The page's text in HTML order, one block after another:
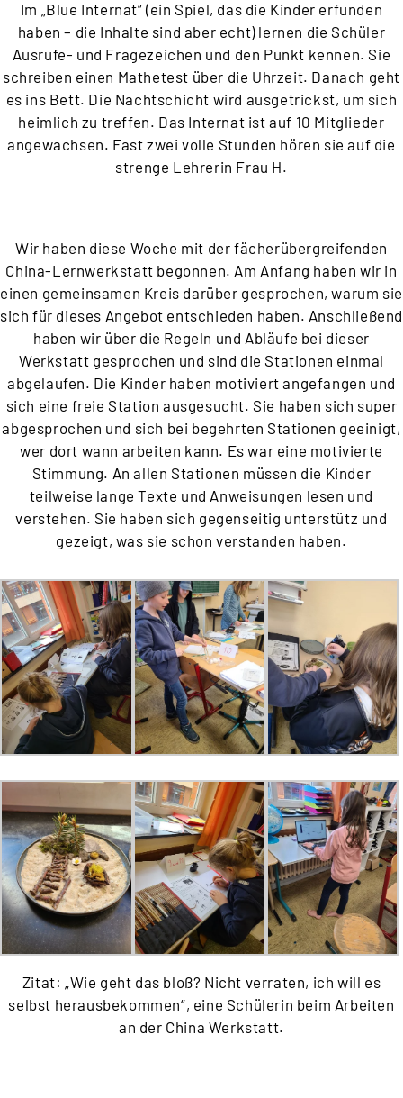
Im „Blue Internat“ (ein Spiel, das die Kinder erfunden
haben – die Inhalte sind aber echt) lernen die Schüler
Ausrufe- und Fragezeichen und den Punkt kennen. Sie
schreiben einen Mathetest über die Uhrzeit. Danach geht
es ins Bett. Die Nachtschicht wird ausgetrickst, um sich
heimlich zu treffen. Das Internat ist auf 10 Mitglieder
angewachsen. Fast zwei volle Stunden hören sie auf die
strenge Lehrerin Frau H.
Wir haben diese Woche mit der fächerübergreifenden
China-Lernwerkstatt begonnen. Am Anfang haben wir in
einen gemeinsamen Kreis darüber gesprochen, warum sie
sich für dieses Angebot entschieden haben. Anschließend
haben wir über die Regeln und Abläufe bei dieser
Werkstatt gesprochen und sind die Stationen einmal
abgelaufen. Die Kinder haben motiviert angefangen und
sich eine freie Station ausgesucht. Sie haben sich super
abgesprochen und sich bei begehrten Stationen geeinigt,
wer dort wann arbeiten kann. Es war eine motivierte
Stimmung. An allen Stationen müssen die Kinder
teilweise lange Texte und Anweisungen lesen und
verstehen. Sie haben sich gegenseitig unterstütz und
gezeigt, was sie schon verstanden haben.
Zitat: „Wie geht das bloß? Nicht verraten, ich will es
selbst herausbekommen“, eine Schülerin beim Arbeiten
an der China Werkstatt.